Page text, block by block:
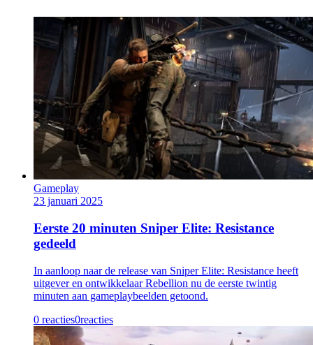
Gameplay
23 januari 2025
Eerste 20 minuten Sniper Elite: Resistance
gedeeld
In aanloop naar de release van Sniper Elite: Resistance heeft
uitgever en ontwikkelaar Rebellion nu de eerste twintig
minuten aan gameplaybeelden getoond.
0 reacties0reacties